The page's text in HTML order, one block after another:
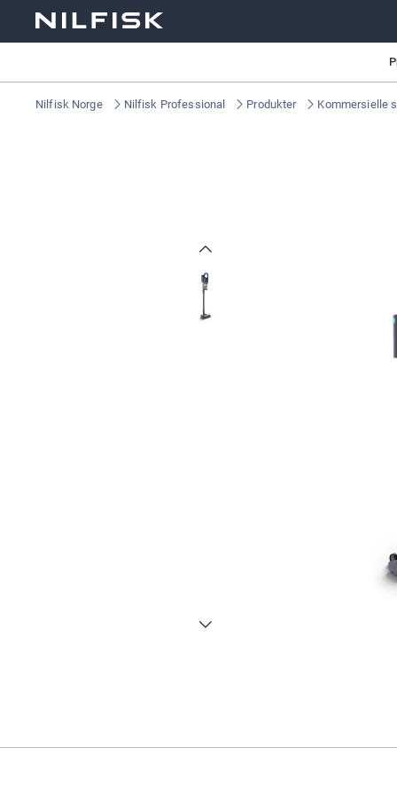
Nilfisk Norge Nilfisk Professional Produkter Kommersielle